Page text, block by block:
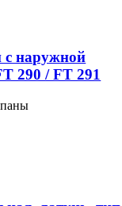
с наружной
290 / FT 291